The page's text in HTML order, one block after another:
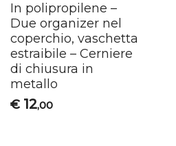
In polipropilene –
Due organizer nel
coperchio, vaschetta
estraibile – Cerniere
di chiusura in
metallo
€ 12,00